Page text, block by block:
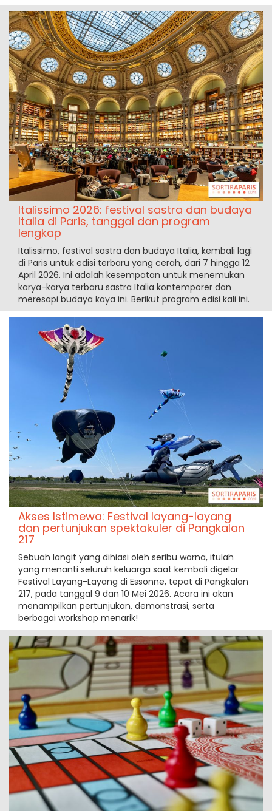
Italissimo 2026: festival sastra dan budaya
Italia di Paris, tanggal dan program
lengkap
Italissimo, festival sastra dan budaya Italia, kembali lagi
di Paris untuk edisi terbaru yang cerah, dari 7 hingga 12
April 2026. Ini adalah kesempatan untuk menemukan
karya-karya terbaru sastra Italia kontemporer dan
meresapi budaya kaya ini. Berikut program edisi kali ini.
Akses Istimewa: Festival layang-layang
dan pertunjukan spektakuler di Pangkalan
217
Sebuah langit yang dihiasi oleh seribu warna, itulah
yang menanti seluruh keluarga saat kembali digelar
Festival Layang-Layang di Essonne, tepat di Pangkalan
217, pada tanggal 9 dan 10 Mei 2026. Acara ini akan
menampilkan pertunjukan, demonstrasi, serta
berbagai workshop menarik!